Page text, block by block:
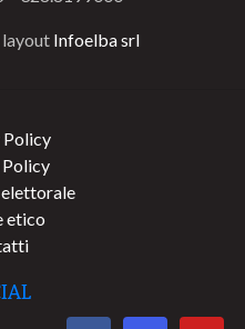
layout Infoelba srl
Policy
etico